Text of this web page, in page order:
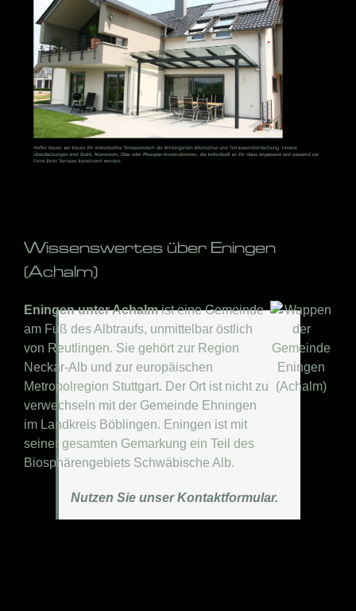
Wissenswertes über Eningen
(Achalm)
Eningen unter Achalmist eine Gemeinde
am Fuß des Albtraufs, unmittelbar östlich
von Reutlingen. Sie gehört zur Region
Neckar-Alb und zur europäischen
Metropolregion Stuttgart. Der Ort ist nicht zu
verwechseln mit der Gemeinde Ehningen
im Landkreis Böblingen. Eningen ist mit
seiner gesamten Gemarkung ein Teil des
Biosphärengebiets Schwäbische Alb.
Nutzen Sie unser Kontaktformular.